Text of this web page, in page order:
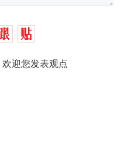
迎您发表观点